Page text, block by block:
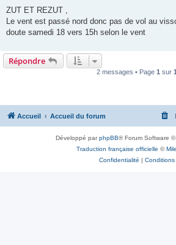
s
a
g
o
n
l
ZUT ET REZUT ,
Le vent est passé nord donc pas de vol au
doute samedi 18 vers 15h selon le vent
Répondre
2 messages • Page 1 sur 1
Accueil Accueil du forum
Développé parphpBB® Forum Software
Traduction française officielle ©
Confidentialité | Conditions